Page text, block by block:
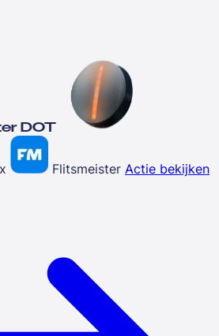
DOT
x Flitsmeister Actie bekijken